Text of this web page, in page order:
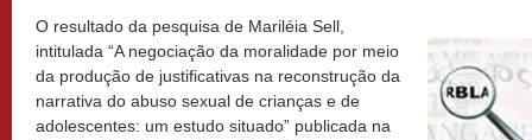
O resultado da pesquisa de Mariléia Sell,
intitulada “A negociação da moralidade por meio
da produção de justificativas na reconstrução da
narrativa do abuso sexual de crianças e de
adolescentes: um estudo situado” publicada na